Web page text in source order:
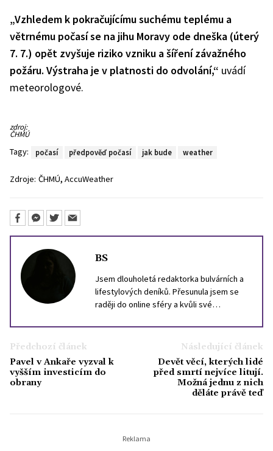
„Vzhledem k pokračujícímu suchému teplému a
větrnému počasí se na jihu Moravy ode dneška (úterý
7. 7.) opět zvyšuje riziko vzniku a šíření závažného
požáru. Výstraha je v platnosti do odvolání,“ uvádí
meteorologové.
zdroj:
ČHMÚ
Tagy: počasí předpověď počasí jak bude weather
Zdroje: ČHMÚ, AccuWeather
BS
Jsem dlouholetá redaktorka bulvárních a
lifestylových deníků. Přesunula jsem se
raději do online sféry a kvůli své
jménem ani tváří nechlubím. Stejně se není
na co koukat. Mám ráda kočky, svůj skútr a
portugalštinu.
Předchozí článek
Pavel v Ankaře vyzval k
vyšším investicím do
obrany
Následující článek
Devět věcí, kterých lidé
před smrtí nejvíce litují.
Možná jednu z nich
děláte právě teď